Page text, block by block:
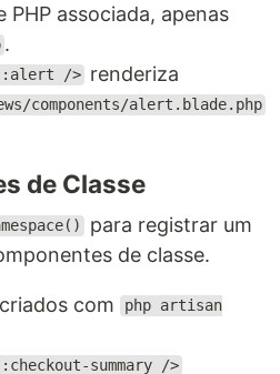
PHP associada, apenas
.
/> renderiza
components/alert.blade.php
de Classe
para registrar um
de classe.
com
php artisan
summary />